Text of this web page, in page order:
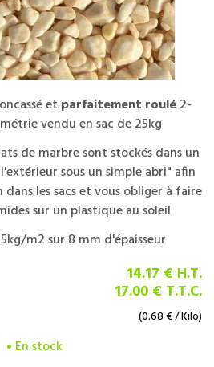
et parfaitement roulé2-
vendu en sac de 25kg
de marbre sont stockés dans un
sous un simple abri" afin
les sacs et vous obliger à faire
sur un plastique au soleil
m2 sur 8 mm d'épaisseur
(0.68€/ Kilo)
14.17 € H.T.
17.00 € T.T.C.
En stock